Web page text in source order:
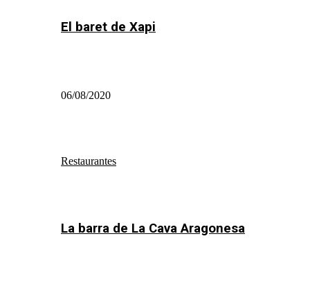
El baret de Xapi
06/08/2020
Restaurantes
La barra de La Cava Aragonesa